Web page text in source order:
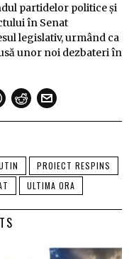
partidelor politice și
în Senat
legislativ, urmând ca
unor noi dezbateri în
PROIECT RESPINS
ULTIMA ORA